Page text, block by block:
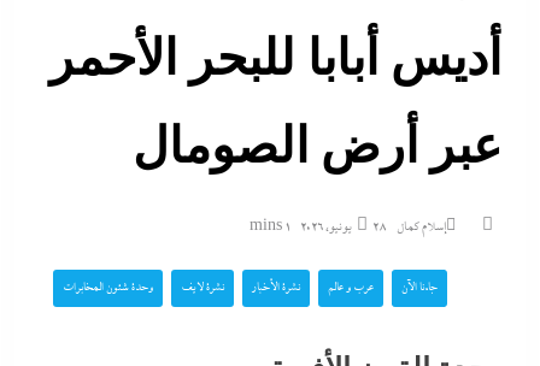
أديس أبابا للبحر الأحمر
عبر أرض الصومال
إسلام كمال 28 يونيو، 2026 1 mins
جاءنا الآن عرب و عالم نشرة الأخبار نشرة لايف وحدة شئون المخابرات